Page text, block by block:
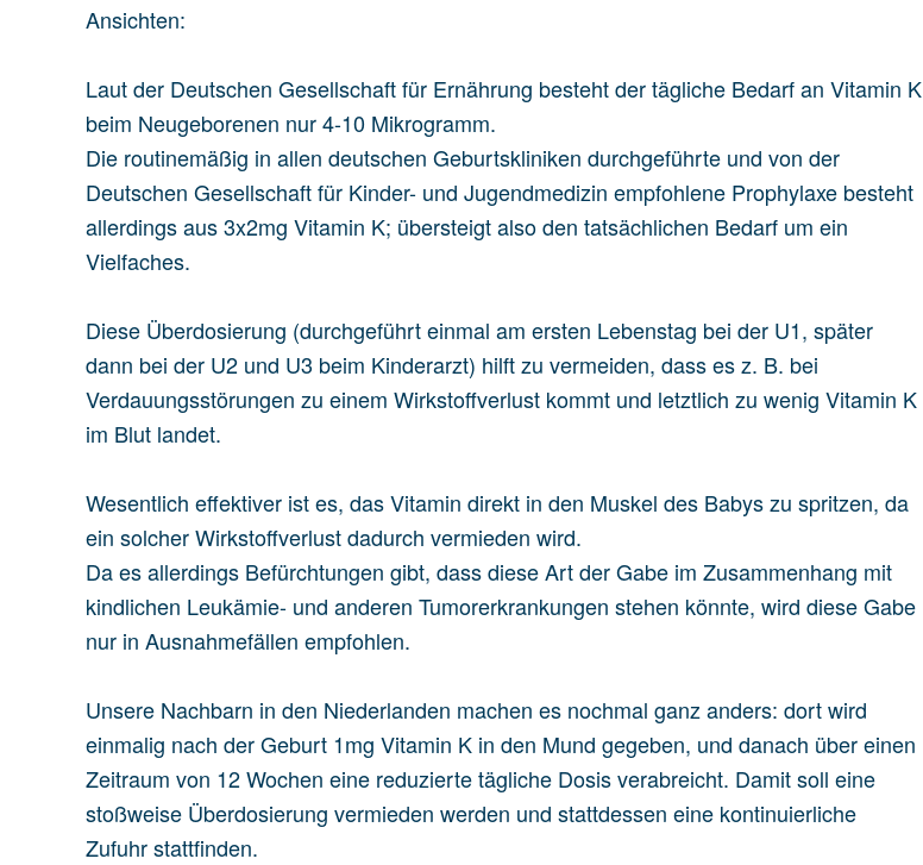
Ansichten:
Laut der Deutschen Gesellschaft für Ernährung besteht der tägliche Bedarf an Vitamin K
beim Neugeborenen nur 4-10 Mikrogramm.
Die routinemäßig in allen deutschen Geburtskliniken durchgeführte und von der
Deutschen Gesellschaft für Kinder- und Jugendmedizin empfohlene Prophylaxe besteht
allerdings aus 3x2mg Vitamin K; übersteigt also den tatsächlichen Bedarf um ein
Vielfaches.
Diese Überdosierung (durchgeführt einmal am ersten Lebenstag bei der U1, später
dann bei der U2 und U3 beim Kinderarzt) hilft zu vermeiden, dass es z. B. bei
Verdauungsstörungen zu einem Wirkstoffverlust kommt und letztlich zu wenig Vitamin K
im Blut landet.
Wesentlich effektiver ist es, das Vitamin direkt in den Muskel des Babys zu spritzen, da
ein solcher Wirkstoffverlust dadurch vermieden wird.
Da es allerdings Befürchtungen gibt, dass diese Art der Gabe im Zusammenhang mit
kindlichen Leukämie- und anderen Tumorerkrankungen stehen könnte, wird diese Gabe
nur in Ausnahmefällen empfohlen.
Unsere Nachbarn in den Niederlanden machen es nochmal ganz anders: dort wird
einmalig nach der Geburt 1mg Vitamin K in den Mund gegeben, und danach über einen
Zeitraum von 12 Wochen eine reduzierte tägliche Dosis verabreicht. Damit soll eine
stoßweise Überdosierung vermieden werden und stattdessen eine kontinuierliche
Zufuhr stattfinden.